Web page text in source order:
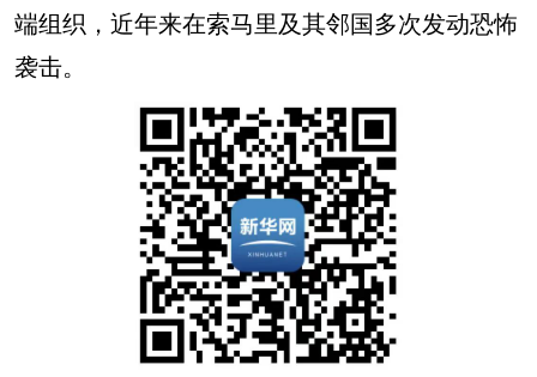
端组织，近年来在索马里及其邻国多次发动恐怖
袭击。